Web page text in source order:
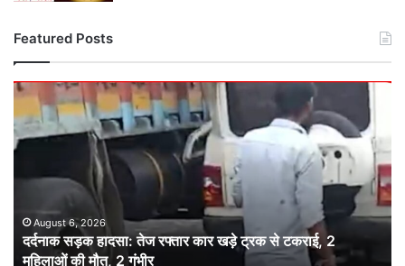
Featured Posts
दर्दनाक
हादसा:
तेज
कार
ट्रक
टकराई,
August 6, 2026
दर्दनाक सड़क हादसा: तेज रफ्तार कार खड़े ट्रक से टकराई, 2
महिलाओं की मौत, 2 गंभीर